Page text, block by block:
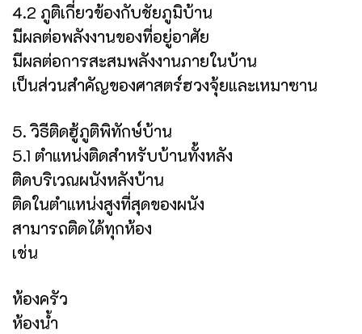
4.2 ภูติเกี่ยวข้องกับชัยภูมิบ้าน
มีผลต่อพลังงานของที่อยู่อาศัย
มีผลต่อการสะสมพลังงานภายในบ้าน
เป็นส่วนสำคัญของศาสตร์ฮวงจุ้ยและเหมาซาน
5. วิธีติดฮู้ภูติพิทักษ์บ้าน
5.1 ตำแหน่งติดสำหรับบ้านทั้งหลัง
ติดบริเวณผนังหลังบ้าน
ติดในตำแหน่งสูงที่สุดของผนัง
สามารถติดได้ทุกห้อง
เช่น
ห้องครัว
ห้องน้ำ